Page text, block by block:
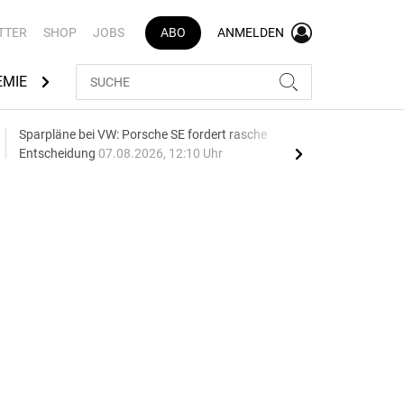
SHOP JOBS ABO ANMELDEN
AUTOMARKEN
Sparpläne bei VW: Porsche SE fordert rasche
Entscheidung 07.08.2026, 12:10 Uhr